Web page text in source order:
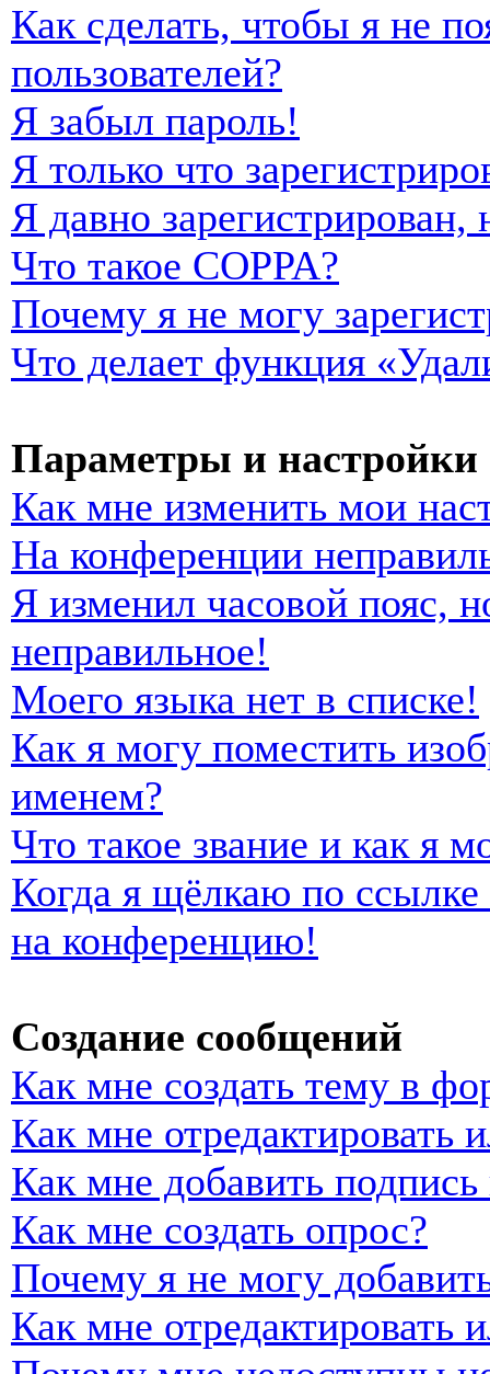
Как сделать, чтобы я не
пользователей?
Я забыл пароль!
Я только что
Я давно
Что такое COPPA?
Почему я не могу
Что делает функция
Параметры и настройки
Как мне изменить мои
На конференции
Я изменил часовой пояс,
неправильное!
Моего языка нет в списке!
Как я могу поместить
именем?
Что такое звание и как я
Когда я щёлкаю по
на конференцию!
Создание сообщений
Как мне создать тему в
Как мне отредактировать
Как мне добавить
Как мне создать опрос?
Почему я не могу
Как мне отредактировать